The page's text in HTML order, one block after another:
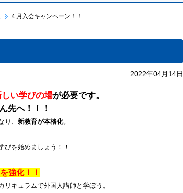
４月入会キャンペーン！！
2022年04月14日
い学びの場が必要です。
先へ！！！
、 新教育が本格化。
びを始めましょう！！
強化！！
リキュラムで外国人講師と学ぼう。